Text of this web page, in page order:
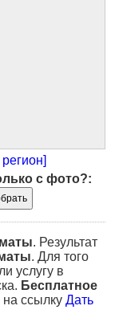
с фото?:
. Результат
. Для того
услугу в
Бесплатное
ссылку Дать